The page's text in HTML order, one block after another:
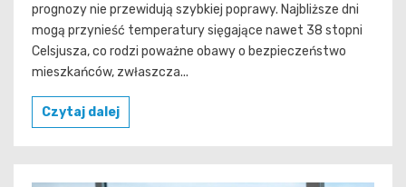
prognozy nie przewidują szybkiej poprawy. Najbliższe dni
mogą przynieść temperatury sięgające nawet 38 stopni
Celsjusza, co rodzi poważne obawy o bezpieczeństwo
mieszkańców, zwłaszcza...
Czytaj dalej